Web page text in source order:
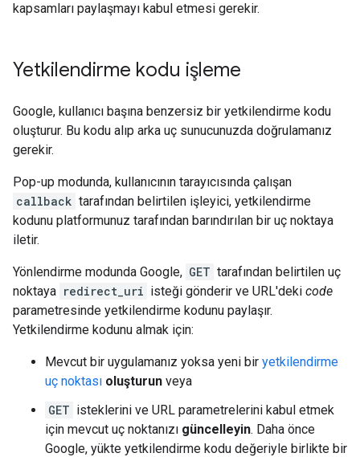
kapsamları paylaşmayı kabul etmesi gerekir.
Yetkilendirme kodu işleme
Google, kullanıcı başına benzersiz bir yetkilendirme kodu
oluşturur. Bu kodu alıp arka uç sunucunuzda doğrulamanız
gerekir.
Pop-up modunda, kullanıcının tarayıcısında çalışan
callback tarafından belirtilen işleyici, yetkilendirme
kodunu platformunuz tarafından barındırılan bir uç noktaya
iletir.
Yönlendirme modunda Google, GET tarafından belirtilen uç
noktaya redirect_uri isteği gönderir ve URL'deki code
parametresinde yetkilendirme kodunu paylaşır.
Yetkilendirme kodunu almak için:
Mevcut bir uygulamanız yoksa yeni bir yetkilendirme
uç noktası oluşturun veya
GET isteklerini ve URL parametrelerini kabul etmek
için mevcut uç noktanızı güncelleyin. Daha önce
Google, yükte yetkilendirme kodu değeriyle birlikte bir